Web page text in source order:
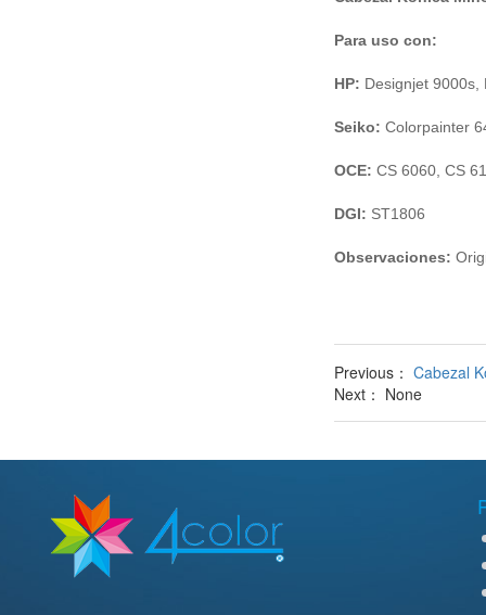
Para uso con:
HP: Designjet 9000s,
Seiko: Colorpainter
OCE: CS 6060, CS
DGI: ST1806
Observaciones:
Previous： Cabezal
Next： None